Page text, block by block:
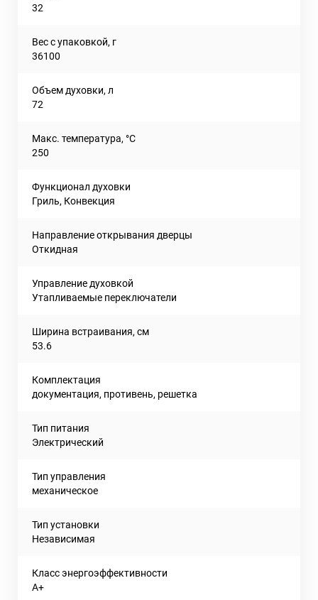
32
Вес с упаковкой, г
36100
Объем духовки, л
72
Макс. температура, °С
250
Функционал духовки
Гриль, Конвекция
Направление открывания дверцы
Откидная
Управление духовкой
Утапливаемые переключатели
Ширина встраивания, см
53.6
Комплектация
документация, противень, решетка
Тип питания
Электрический
Тип управления
механическое
Тип установки
Независимая
Класс энергоэффективности
A+